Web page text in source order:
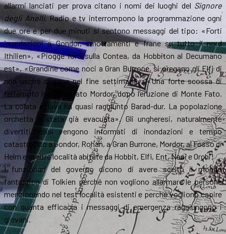
allarmi lanciati per prova citano i nomi dei luoghi del Signore
degli Anelli. Radio e tv interrompono la programmazione ogni
due ore e per due minuti si sentono messaggi del tipo: «Forti
inondazioni a Gondor, smottamenti e frane su tutto il nord
Ithilien», «Piogge forti sulla Contea, da Hobbiton al Decumano
est», «Grandine come noci a Gran Burrone, si pregano gli Elfi di
non uscire di casa nel fine settimana», «Una forte scossa di
terremoto ha devastato Mordor, dopo l’eruzione di Monte Fato.
La colata di lava ha quasi raggiunto Barad-dur. La popolazione
orchetta è stata già evacuata». Gli ungheresi, naturalmente
divertiti, così vengono informati di inondazioni e tempo
catastrofico a Gondor, Rohan, a Gran Burrone, Mordor, al Fosso di
Helm e in altre località abitate da Hobbit, Elfi, Ent, Nani e Orchi!
I funzionari del governo dicono di avere scelto il mondo
fantastico di Tolkien perché non vogliono allarmare le persone
menzionando nel test località esistenti e perché vogliono capire
con quanta efficacia i messaggi di emergenza raggiungono i
giovani.